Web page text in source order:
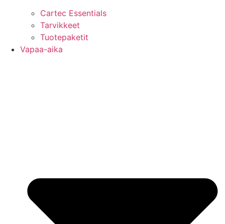
Cartec Essentials
Tarvikkeet
Tuotepaketit
Vapaa-aika